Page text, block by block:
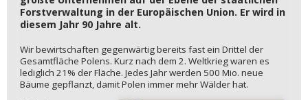
Forstverwaltung in der Europäischen Union. Er wird in
diesem Jahr 90 Jahre alt.
Wir bewirtschaften gegenwärtig bereits fast ein Drittel der
Gesamtfläche Polens. Kurz nach dem 2. Weltkrieg waren es
lediglich 21% der Fläche. Jedes Jahr werden 500 Mio. neue
Bäume gepflanzt, damit Polen immer mehr Wälder hat.